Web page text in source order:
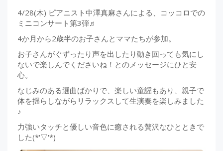
4/28(木) ピアニスト中澤真麻さんによる、コッコロでの
ミニコンサート第3弾♬
4か月から2歳半のお子さんとママたちが参加。
お子さんがぐずったり声を出したり動き回っても気にし
ないで楽しんでくださいね！とのメッセージにひと安
心。
なじみのある選曲ばかりで、楽しい童謡もあり、親子で
体を揺らしながらリラックスして生演奏を楽しみました
♪
力強いタッチと優しい音色に癒される贅沢なひとときで
した(*'▽'*)